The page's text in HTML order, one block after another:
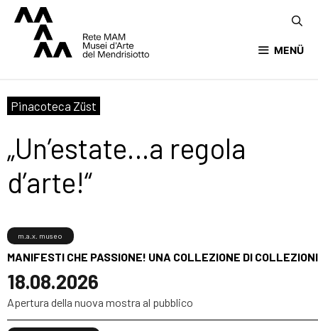
MENÜ
Pinacoteca Züst
„Un’estate…a regola
d’arte!“
MANIFESTI CHE PASSIONE! UNA COLLEZIONE DI COLLEZIONI
18.08.2026
m.a.x. museo
Apertura della nuova mostra al pubblico